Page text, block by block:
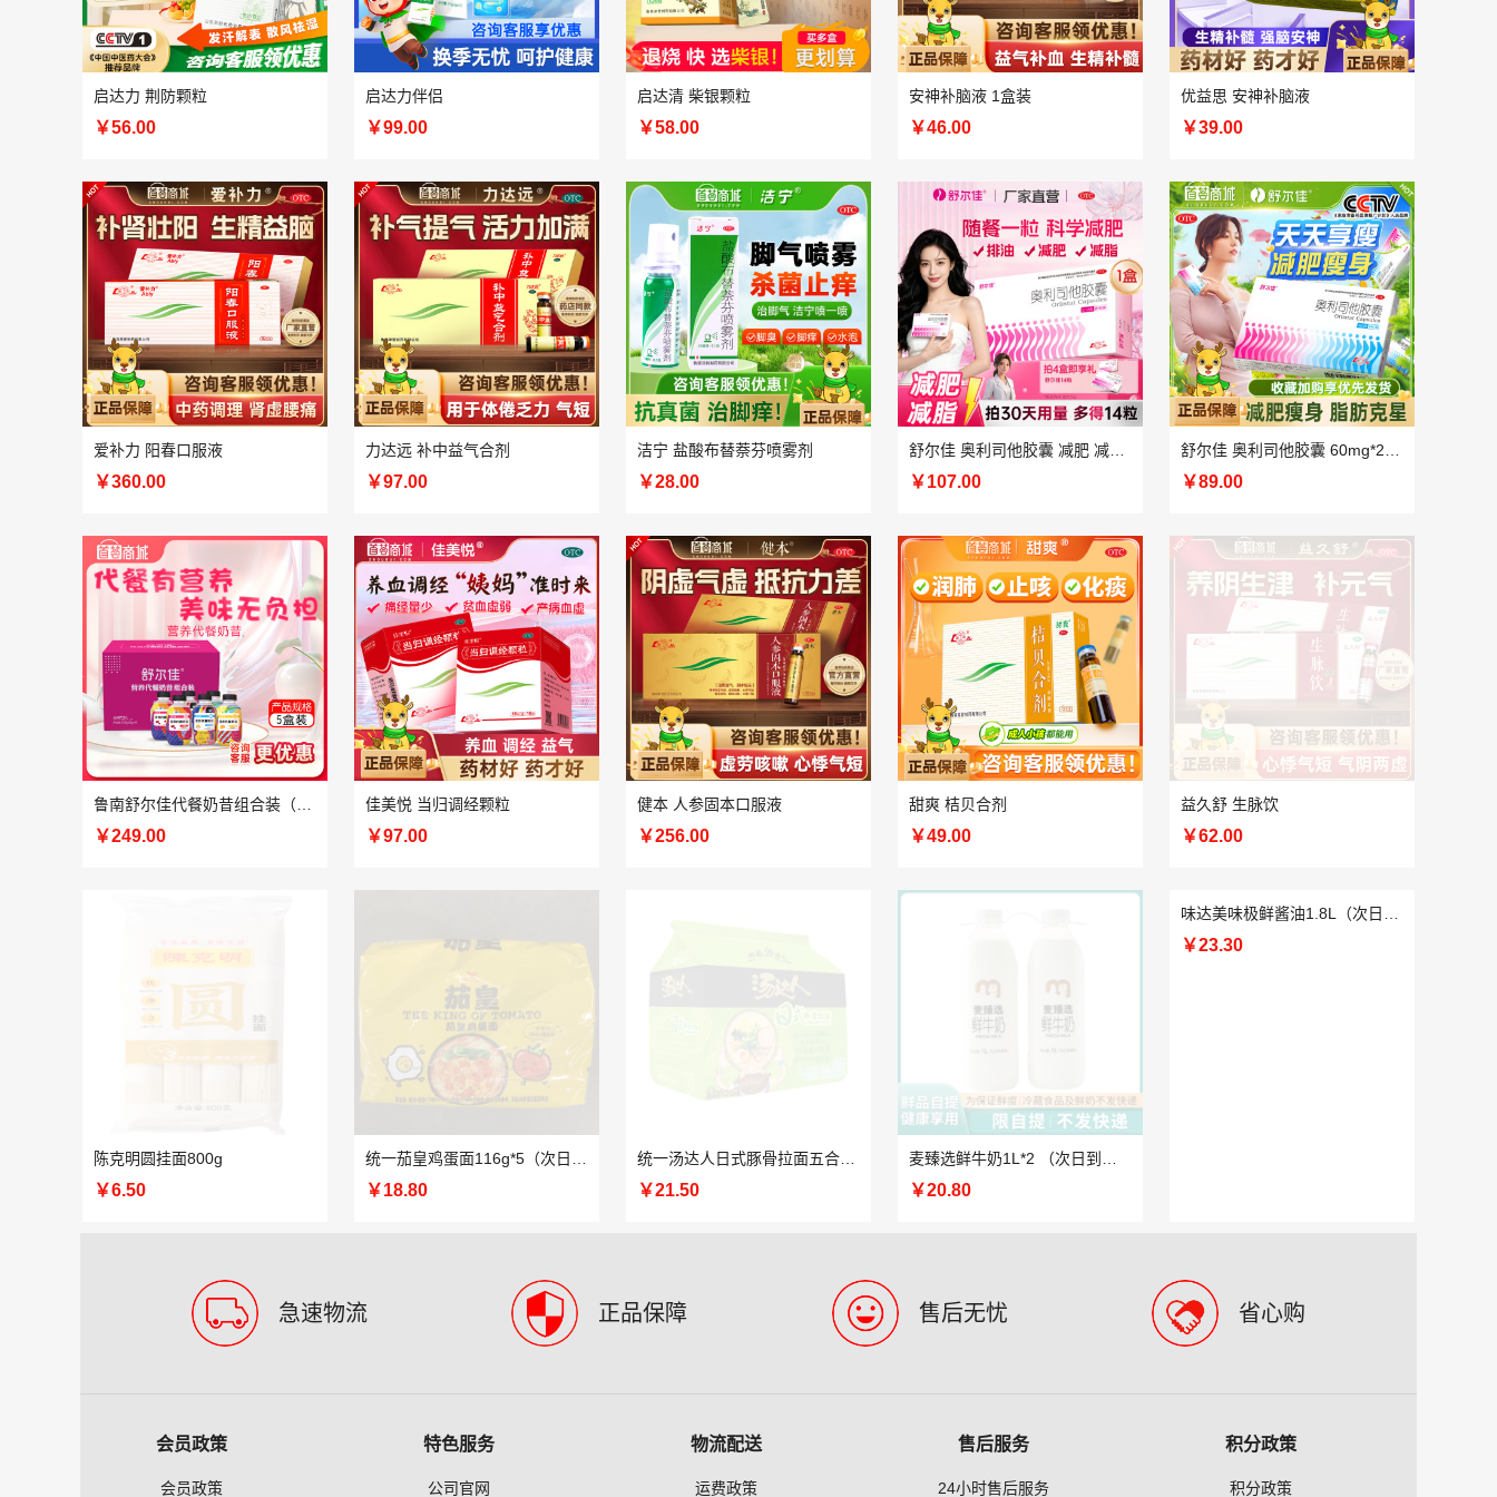
启达力 荆防颗粒
￥56.00
启达力伴侣
￥99.00
启达清 柴银颗粒
￥58.00
安神补脑液 1盒装
￥46.00
优益思 安神补脑液
￥39.00
爱补力 阳春口服液
￥360.00
力达远 补中益气合剂
￥97.00
洁宁 盐酸布替萘芬喷雾剂
￥28.00 ￥107.00 ￥89.00
￥249.00
佳美悦 当归调经颗粒
￥97.00
健本 人参固本口服液
￥256.00
甜爽 桔贝合剂
￥49.00
益久舒 生脉饮
￥62.00
陈克明圆挂面800g
￥6.50 ￥18.80 ￥21.50 ￥20.80
急速物流 正品保障 售后无忧 省心购
会员政策
会员政策
特色服务
公司官网
物流配送
运费政策
售后服务
24小时售后服务
积分政策
积分政策